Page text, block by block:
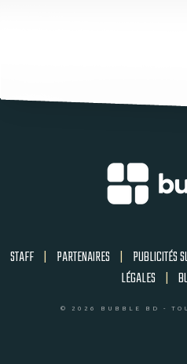
STAFF | PARTENAIRES | PUBLICITÉS
LÉGALES |
© 2026 BUBBLE BD -